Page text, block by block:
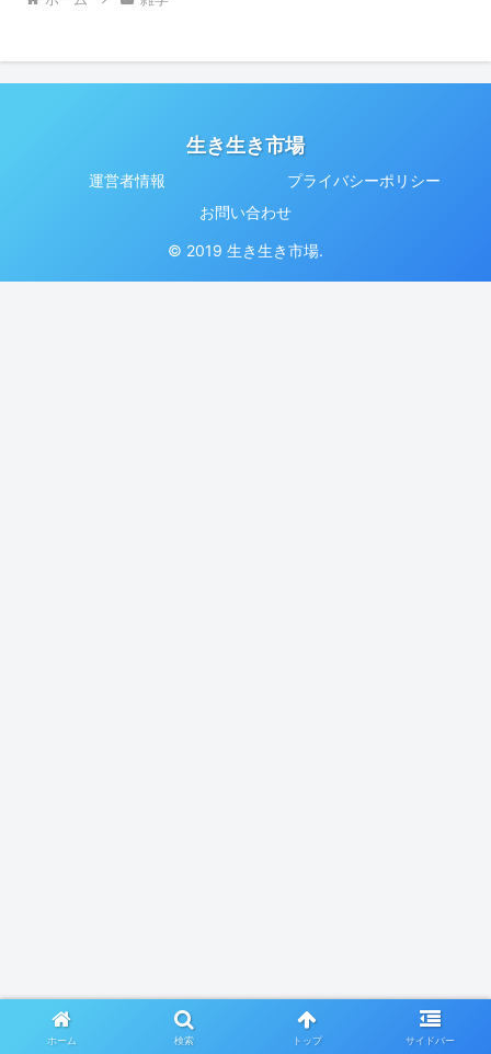
生き生き市場
運営者情報
プライバシーポリシー
お問い合わせ
© 2019 生き生き市場.
ホーム 検索 トップ サイドバー